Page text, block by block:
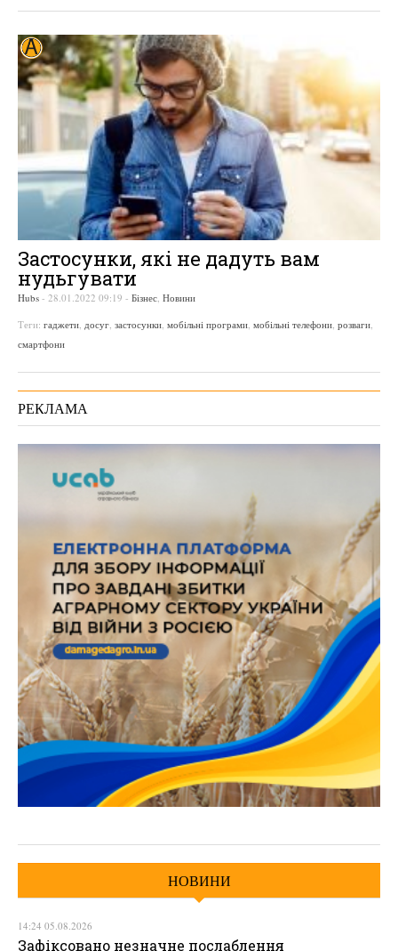
Застосунки, які не дадуть вам
нудьгувати
Hubs - 28.01.2022 09:19 - Бізнес Новини
Теги: гаджети досуг застосунки мобільні програми мобільні телефони розваги
смартфони
РЕКЛАМА
НОВИНИ
14:24 05.08.2026
Зафіксовано незначне послаблення